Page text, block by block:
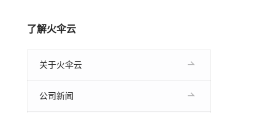
了解火伞云
关于火伞云
公司新闻